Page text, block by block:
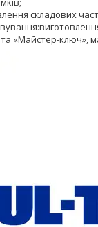
складових
«Майстер-ключ»,